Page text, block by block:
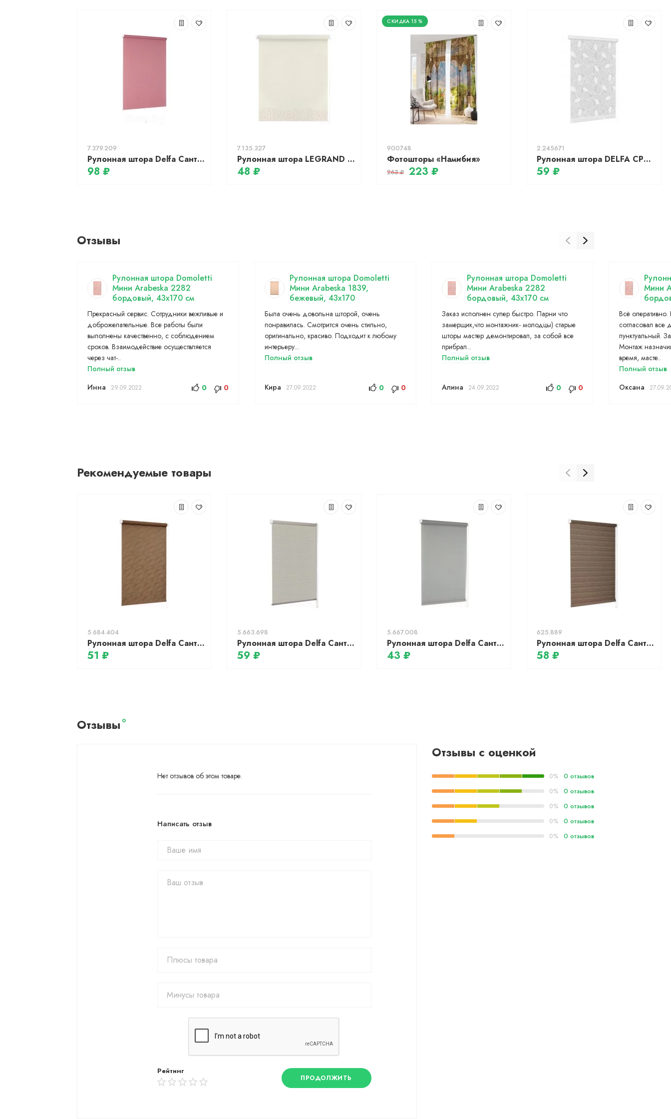
7.379.209
Рулонная штора Delfa Сантайм Лен СРШП-05В 2652 (68x170, розовый)
98 ₽
7.135.327
Рулонная штора LEGRAND Блэкаут 47x175 / 58 067 547 (экрю)
48 ₽
15 %
900748
Фотошторы «Намибия»
263 ₽ 223 ₽
2.245671
Рулонная штора DELFA СРШ-01М-2403 72(68)/170 сантайм Глория, лавр
59 ₽
Отзывы
Рулонная штора Domoletti
Мини Arabeska 2282
бордовый, 43x170 см
Прекрасный сервис. Сотрудники вежливые и
доброжелательные. Все работы были
выполнены качественно, с соблюдением
сроков. Взаимодействие осуществляется
через чат-..
Полный отзыв
Инна
29.09.2022 0 0
Рулонная штора Domoletti
Мини Arabeska 1839,
бежевый, 43x170
Была очень довольна шторой, очень
понравилась. Смотрится очень стильно,
оригинально, красиво. Подходит к любому
интерьеру...
Полный отзыв
Кира 27.09.2022 0 0
Рулонная штора Domoletti
Мини Arabeska 2282
бордовый, 43x170 см
Заказ исполнен супер быстро. Парни что
замерщик,что монтажник- молодцы) старые
шторы мастер демонтировал, за собой все
прибрал...
Полный отзыв
Алина 24.09.2022 0 0
Мини
Всё
согласовал все
пунктуальный.
Монтаж
время, масте..
Полный отзыв
Оксана
Рекомендуемые товары
5.684.404
Рулонная штора Delfa Сантайм Жаккард Веда СРШ-01М 827 (62x170, какао)
51 ₽
5.663.698
Рулонная штора Delfa Сантайм Премиум Pontos СРШ-01МП 322701 (34x170, грэй)
59 ₽
5.667.008
Рулонная штора Delfa Сантайм Роял СРШ-01М 2816 (43x170, серый)
43 ₽
625.889
Рулонная штора Delfa Сантайм Маракеш СРШ-01 МД 2302 (57x170, орех)
58 ₽
Отзывы 0
Нет отзывов об этом товаре.
Написать отзыв
Рейтинг
ПРОДОЛЖИТЬ
Отзывы с оценкой
0% 0 отзывов
0% 0 отзывов
0% 0 отзывов
0% 0 отзывов
0% 0 отзывов